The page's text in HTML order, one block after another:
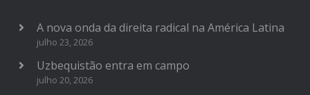
A nova onda da direita radical na América Latina
julho 23, 2026
Uzbequistão entra em campo
julho 20, 2026